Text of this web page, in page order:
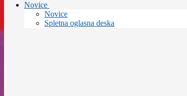
Novice
Novice
Spletna oglasna deska